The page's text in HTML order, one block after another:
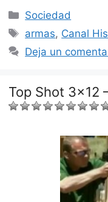
Categorías
Sociedad
Etiquetas
armas, Canal
Deja un
Top Shot 3×12